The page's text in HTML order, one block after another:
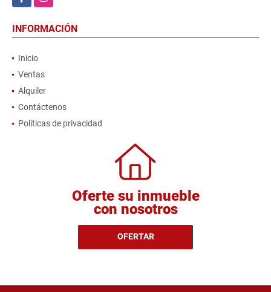
INFORMACIÓN
Inicio
Ventas
Alquiler
Contáctenos
Políticas de privacidad
Oferte su inmueble
con nosotros
OFERTAR